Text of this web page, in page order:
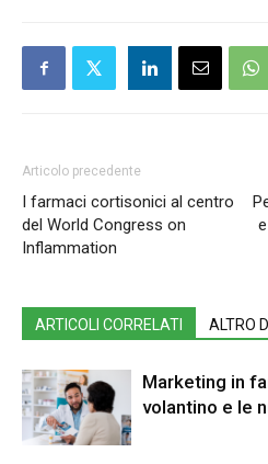
Articolo precedente
I farmaci cortisonici al centro
del World Congress on
Inflammation
ARTICOLI CORRELATI ALTRO
Marketing in
volantino e le